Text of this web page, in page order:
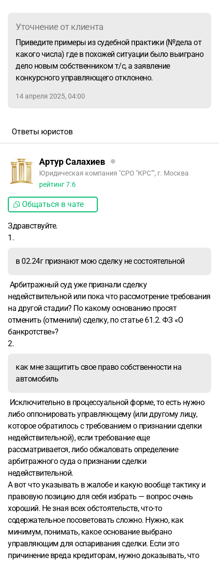
Уточнение от клиента
Приведите примеры из судебной практики (№дела от
какого числа) где в похожей ситуации было выиграно
дело новым собственником т/с, а заявление
конкурсного управляющего отклонено.
14 апреля 2025, 04:00
Ответы юристов
Артур Салахиев
Юридическая компания "СРО "КРС"", г. Москва
рейтинг7.6
Общаться в чате
Здравствуйте.
1.
в 02.24г признают мою сделку не состоятельной
Арбитражный суд уже признали сделку
недействительной или пока что рассмотрение требования
на другой стадии? По какому основанию просят
отменить (отменили) сделку, по статье 61.2. ФЗ «О
банкротстве»?
2.
как мне защитить свое право собственности на
автомобиль
Исключительно в процессуальной форме, то есть нужно
либо оппонировать управляющему (или другому лицу,
которое обратилось с требованием о признании сделки
недействительной), если требование еще
рассматривается, либо обжаловать определение
арбитражного суда о признании сделки
недействительной.
А вот что указывать в жалобе и какую вообще тактику и
правовую позицию для себя избрать — вопрос очень
хороший. Не зная всех обстоятельств, что-то
содержательное посоветовать сложно. Нужно, как
минимум, понимать, какое основание выбрано
управляющим для оспаривания сделки. Если это
причинение вреда кредиторам, нужно доказывать, что